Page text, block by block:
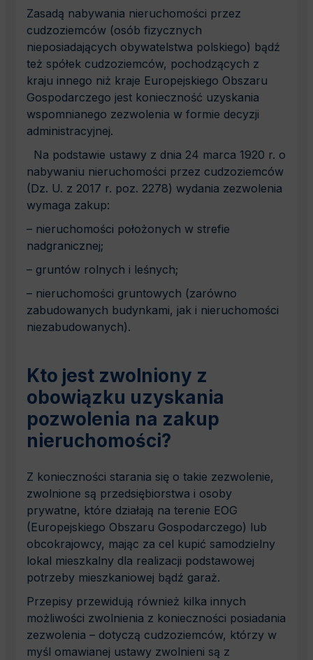
Zasadą nabywania nieruchomości przez
cudzoziemców (osób fizycznych
nieposiadających obywatelstwa polskiego) bądź
też spółek cudzoziemców, pochodzących z
kraju innego niż kraje Europejskiego Obszaru
Gospodarczego jest konieczność uzyskania
wspomnianego zezwolenia w formie decyzji
administracyjnej.
Na podstawie ustawy z dnia 24 marca 1920 r. o
nabywaniu nieruchomości przez cudzoziemców
(Dz. U. z 2017 r. poz. 2278) wydania zezwolenia
wymaga zakup:
– nieruchomości położonych w strefie
nadgranicznej;
– gruntów rolnych i leśnych;
– nieruchomości gruntowych (zarówno
zabudowanych budynkami, jak i nieruchomości
niezabudowanych).
Kto jest zwolniony z
obowiązku uzyskania
pozwolenia na zakup
nieruchomości?
Z konieczności starania się o takie zezwolenie,
zwolnione są przedsiębiorstwa i osoby
prywatne, które działają na terenie EOG
(Europejskiego Obszaru Gospodarczego) lub
obcokrajowcy, mając za cel kupić samodzielny
lokal mieszkalny dla realizacji podstawowej
potrzeby mieszkaniowej bądź garaż.
Przepisy przewidują również kilka innych
możliwości zwolnienia z konieczności posiadania
zezwolenia – dotyczą cudzoziemców, którzy w
myśl omawianej ustawy zwolnieni są z